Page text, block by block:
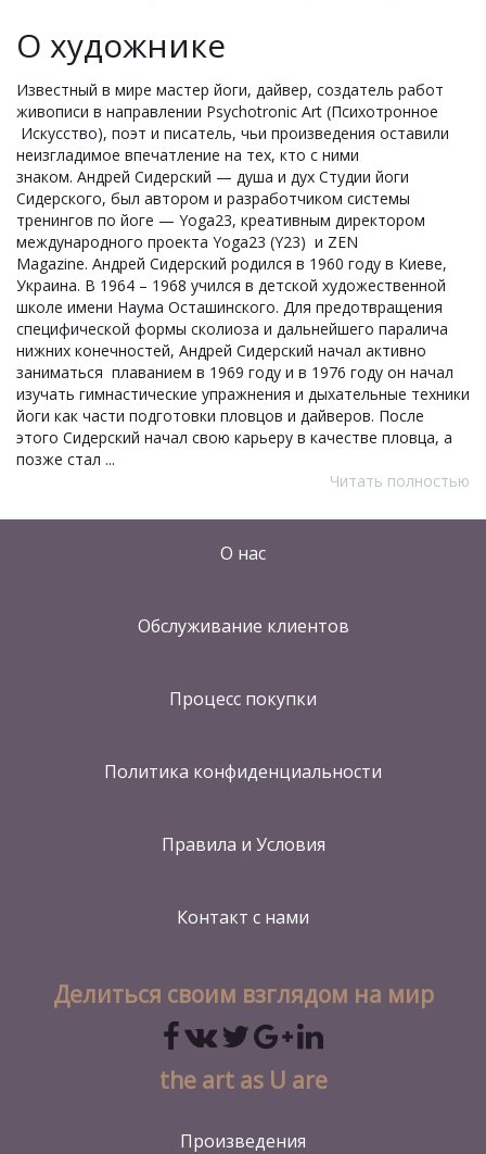
О художнике
Известный в мире мастер йоги, дайвер, создатель работ
живописи в направлении Psychotronic Art (Психотронное
Искусство), поэт и писатель, чьи произведения оставили
неизгладимое впечатление на тех, кто с ними
знаком. Андрей Сидерский — душа и дух Студии йоги
Сидерского, был автором и разработчиком системы
тренингов по йоге — Yoga23, креативным директором
международного проекта Yoga23 (Y23) и ZEN
Magazine. Андрей Сидерский родился в 1960 году в Киеве,
Украина. В 1964 – 1968 учился в детской художественной
школе имени Наума Осташинского. Для предотвращения
специфической формы сколиоза и дальнейшего паралича
нижних конечностей, Андрей Сидерский начал активно
заниматься плаванием в 1969 году и в 1976 году он начал
изучать гимнастические упражнения и дыхательные техники
йоги как части подготовки пловцов и дайверов. После
этого Сидерский начал свою карьеру в качестве пловца, а
позже стал ...
Читать полностью
О нас
Обслуживание клиентов
Процесс покупки
Политика конфиденциальности
Правила и Условия
Контакт с нами
Делиться своим взглядом на мир
the art as U are
Произведения